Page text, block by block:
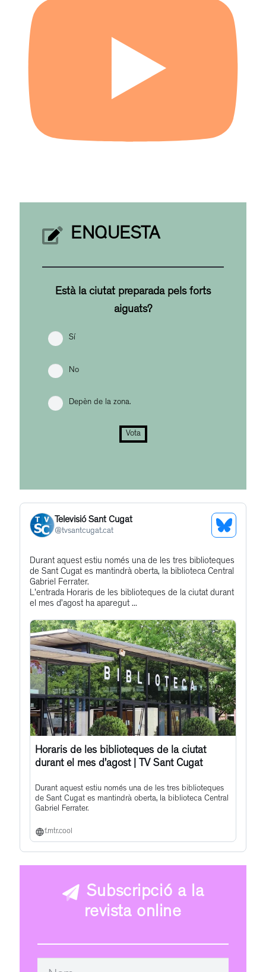
ENQUESTA
Està la ciutat preparada pels forts
aiguats?
Sí
No
Depèn de la zona.
Vota
Televisió Sant Cugat
@tvsantcugat.cat
See
Profile
Get
to
this
Durant aquest estiu només una de les tres biblioteques
de Sant Cugat es mantindrà oberta, la biblioteca Central
Gabriel Ferrater.
L'entrada Horaris de les biblioteques de la ciutat durant
el mes d’agost ha aparegut ...
Horaris de les biblioteques de la ciutat
durant el mes d’agost | TV Sant Cugat
Durant aquest estiu només una de les tres biblioteques
de Sant Cugat es mantindrà oberta, la biblioteca Central
Gabriel Ferrater.
f.mtr.cool
Subscripció a la
revista online